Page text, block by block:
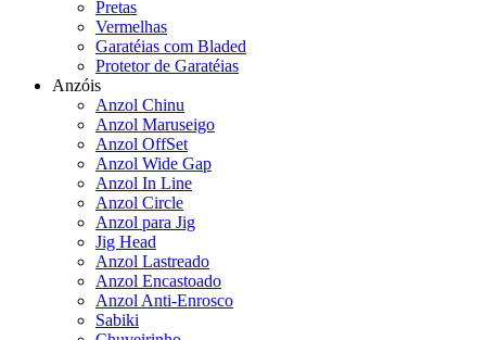
Pretas
Vermelhas
Garatéias com Bladed
Protetor de Garatéias
Anzóis
Anzol Chinu
Anzol Maruseigo
Anzol OffSet
Anzol Wide Gap
Anzol In Line
Anzol Circle
Anzol para Jig
Jig Head
Anzol Lastreado
Anzol Encastoado
Anzol Anti-Enrosco
Sabiki